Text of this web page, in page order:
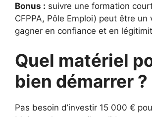
Bonus : suivre une formation
CFPPA, Pôle Emploi) peut être un
gagner en confiance et en
Quel matériel
bien démarrer ?
Pas besoin d’investir 15 000 €